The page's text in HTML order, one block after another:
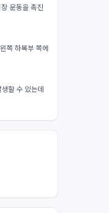
운동을 촉진
쪽 하복부 쪽에
할 수 있는데